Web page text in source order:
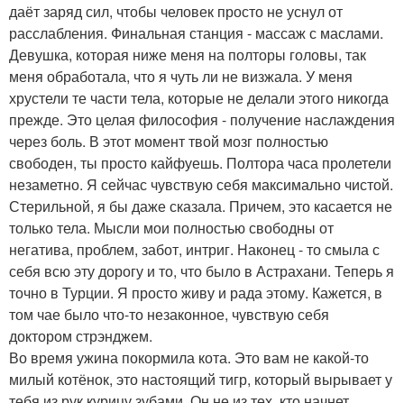
даёт заряд сил, чтобы человек просто не уснул от
расслабления. Финальная станция - массаж с маслами.
Девушка, которая ниже меня на полторы головы, так
меня обработала, что я чуть ли не визжала. У меня
хрустели те части тела, которые не делали этого никогда
прежде. Это целая философия - получение наслаждения
через боль. В этот момент твой мозг полностью
свободен, ты просто кайфуешь. Полтора часа пролетели
незаметно. Я сейчас чувствую себя максимально чистой.
Стерильной, я бы даже сказала. Причем, это касается не
только тела. Мысли мои полностью свободны от
негатива, проблем, забот, интриг. Наконец - то смыла с
себя всю эту дорогу и то, что было в Астрахани. Теперь я
точно в Турции. Я просто живу и рада этому. Кажется, в
том чае было что-то незаконное, чувствую себя
доктором стрэнджем.
Во время ужина покормила кота. Это вам не какой-то
милый котёнок, это настоящий тигр, который вырывает у